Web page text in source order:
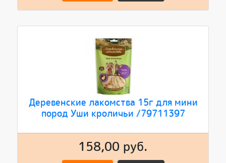
Деревенские лакомства 15г для мини
пород Уши кроличьи /79711397
158,00 руб.